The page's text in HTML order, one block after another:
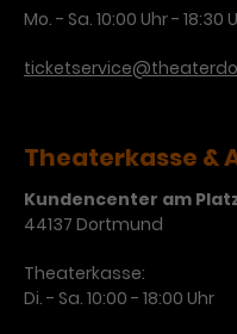
Mo. - Sa. 10:00 Uhr - 18:30
Theaterkasse &
Kundencenter am
44137 Dortmund
Theaterkasse:
Di. - Sa. 10:00 - 18:00 Uhr